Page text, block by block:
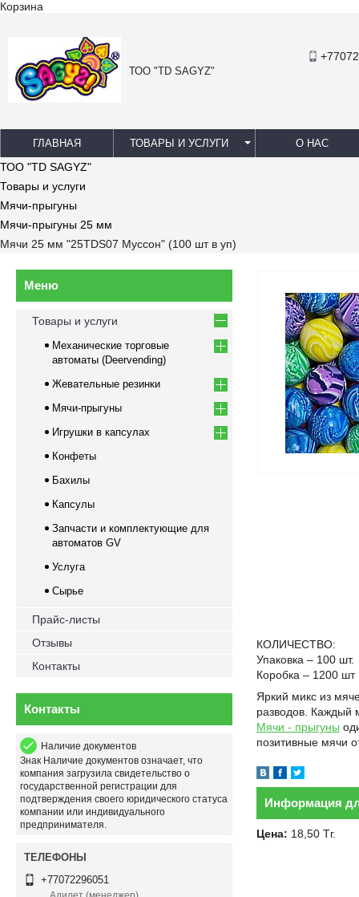
Корзина
ТОО "TD SAGYZ"
ГЛАВНАЯ ТОВАРЫ И УСЛУГИ О НАС
ТОО "TD SAGYZ"
Товары и услуги
Мячи-прыгуны
Мячи-прыгуны 25 мм
Мячи 25 мм "25TDS07 Муссон" (100 шт в уп)
КОЛИЧЕСТВО:
Упаковка – 100 шт.
Коробка – 1200 шт
Яркий микс из
разводов. Каждый
Мячи - прыгуны
позитивные мячи
Информация
Цена: 18,50 Тг.
Товары и услуги
Механические торговые
автоматы (Deervending)
Жевательные резинки
Мячи-прыгуны
Игрушки в капсулах
Конфеты
Бахилы
Капсулы
Запчасти и комплектующие для
автоматов GV
Услуга
Сырье
Прайс-листы
Отзывы
Контакты
Контакты
Наличие документов
Знак Наличие документов означает, что
компания загрузила свидетельство о
государственной регистрации для
подтверждения своего юридического статуса
компании или индивидуального
предпринимателя.
+77072296051